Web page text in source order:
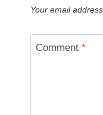
Your email
Comment *